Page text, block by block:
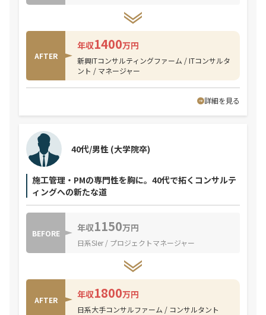
AFTER
年収1400万円
新興ITコンサルティングファーム / ITコンサルタ
ント / マネージャー
詳細を見る
施工管理・PMの専門性を胸に。40代で拓くコンサルテ
ィングへの新たな道
40代/男性 (大学院卒)
BEFORE 年収1150万円
日系SIer / プロジェクトマネージャー
AFTER 年収1800万円
日系大手コンサルファーム / コンサルタント